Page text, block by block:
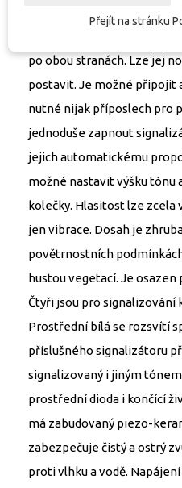
po obou stranách. Lze jej
postavit. Je možné připojit
nutné nijak příposlech pro
jednoduše zapnout
jejich automatickému
možné nastavit výšku tónu
kolečky. Hlasitost lze zcela
jen vibrace. Dosah je
povětrnostních
hustou vegetací. Je
Čtyři jsou pro signalizování
Prostřední bílá se rozsvítí
příslušného signalizátoru
signalizovaný i jiným
prostřední dioda i končící
má zabudovaný piezo-
zabezpečuje čistý a ostrý
proti vlhku a vodě.
Přejít na stránku